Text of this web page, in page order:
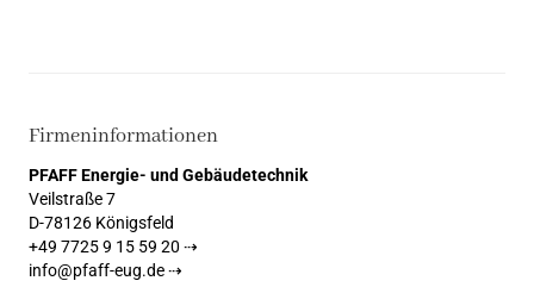
Firmeninformationen
PFAFF Energie- und Gebäudetechnik
Veilstraße 7
D-78126 Königsfeld
+49 7725 9 15 59 20 ⇢
info@pfaff-eug.de ⇢